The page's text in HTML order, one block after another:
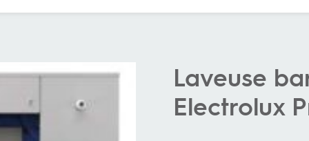
Laveuse
Electrolux